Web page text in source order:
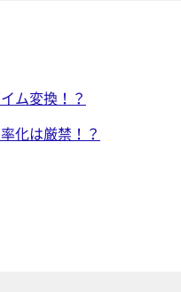
ム変換！？
化は厳禁！？